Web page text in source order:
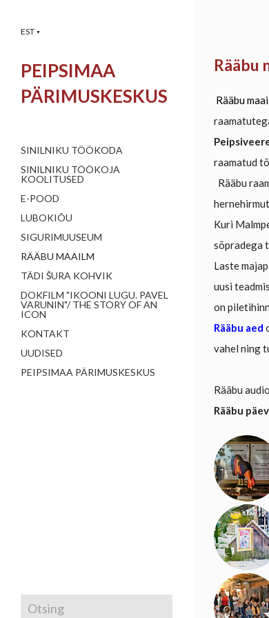
EST ▼
PEIPSIMAA
PÄRIMUSKESKUS
SINILNIKU TÖÖKODA
SINILNIKU TÖÖKOJA
KOOLITUSED
E-POOD
LUBOKIÕU
SIGURIMUUSEUM
RÄÄBU MAAILM
TÄDI ŠURA KOHVIK
DOKFILM "IKOONI LUGU. PAVEL
VARUNIN"/ THE STORY OF AN
ICON
KONTAKT
UUDISED
PEIPSIMAA PÄRIMUSKESKUS
Rääbu
Rääbu
raamatud
Rääbu
Kuri
sõpradega
Laste
uusi
on
Rääbu aed
vahel ning
Rääbu
Rääbu